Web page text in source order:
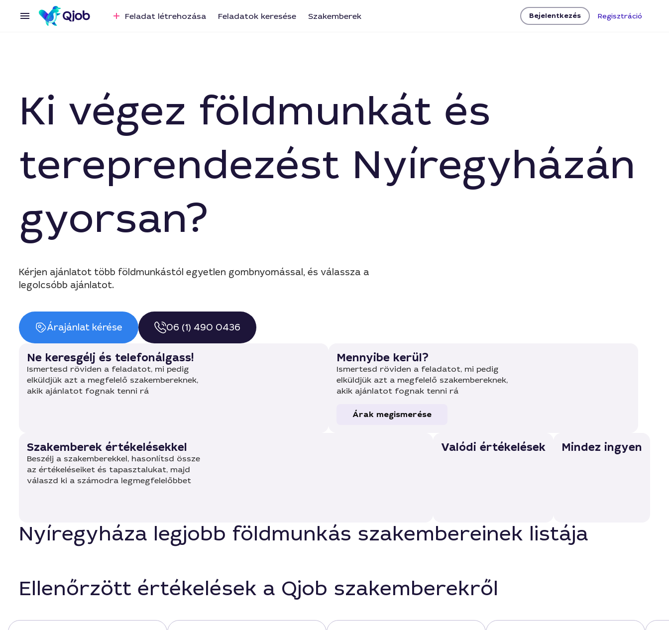
Feladat létrehozása Feladatok keresése Szakemberek Bejelentkezés Regisztráció
Ki végez földmunkát és
tereprendezést Nyíregyházán
gyorsan?
Kérjen ajánlatot több földmunkástól egyetlen gombnyomással, és válassza a
legolcsóbb ajánlatot.
Árajánlat kérése 06 (1) 490 0436
Ne keresgélj és telefonálgass!
Ismertesd röviden a feladatot, mi pedig
elküldjük azt a megfelelő szakembereknek,
akik ajánlatot fognak tenni rá
Mennyibe kerül?
Ismertesd röviden a feladatot, mi pedig
elküldjük azt a megfelelő szakembereknek,
akik ajánlatot fognak tenni rá
Árak megismerése
Szakemberek értékelésekkel
Beszélj a szakemberekkel, hasonlítsd össze
az értékeléseiket és tapasztalukat, majd
válaszd ki a számodra legmegfelelőbbet
Valódi értékelések Mindez ingyen
Nyíregyháza legjobb földmunkás szakembereinek listája
Ellenőrzött értékelések a Qjob szakemberekről